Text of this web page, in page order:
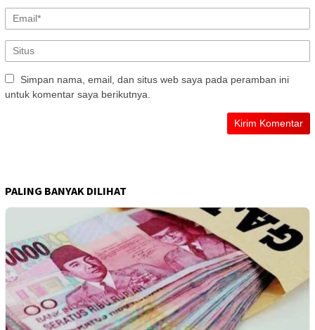
Simpan nama, email, dan situs web saya pada peramban ini
untuk komentar saya berikutnya.
PALING BANYAK DILIHAT